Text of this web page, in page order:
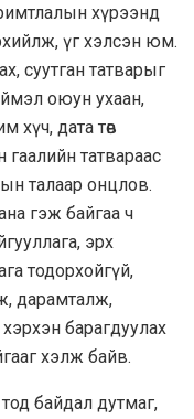
хүрээнд
үг хэлсэн юм.
суутган татварыг
оюун ухаан,
хүч, дата төв
гаалийн татвараас
талаар онцлов.
гэж байгаа ч
эрх
тодорхойгүй,
дарамталж,
барагдуулах
хэлж байв.
байдал дутмаг,